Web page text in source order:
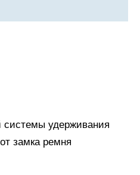
системы удерживания
замка ремня